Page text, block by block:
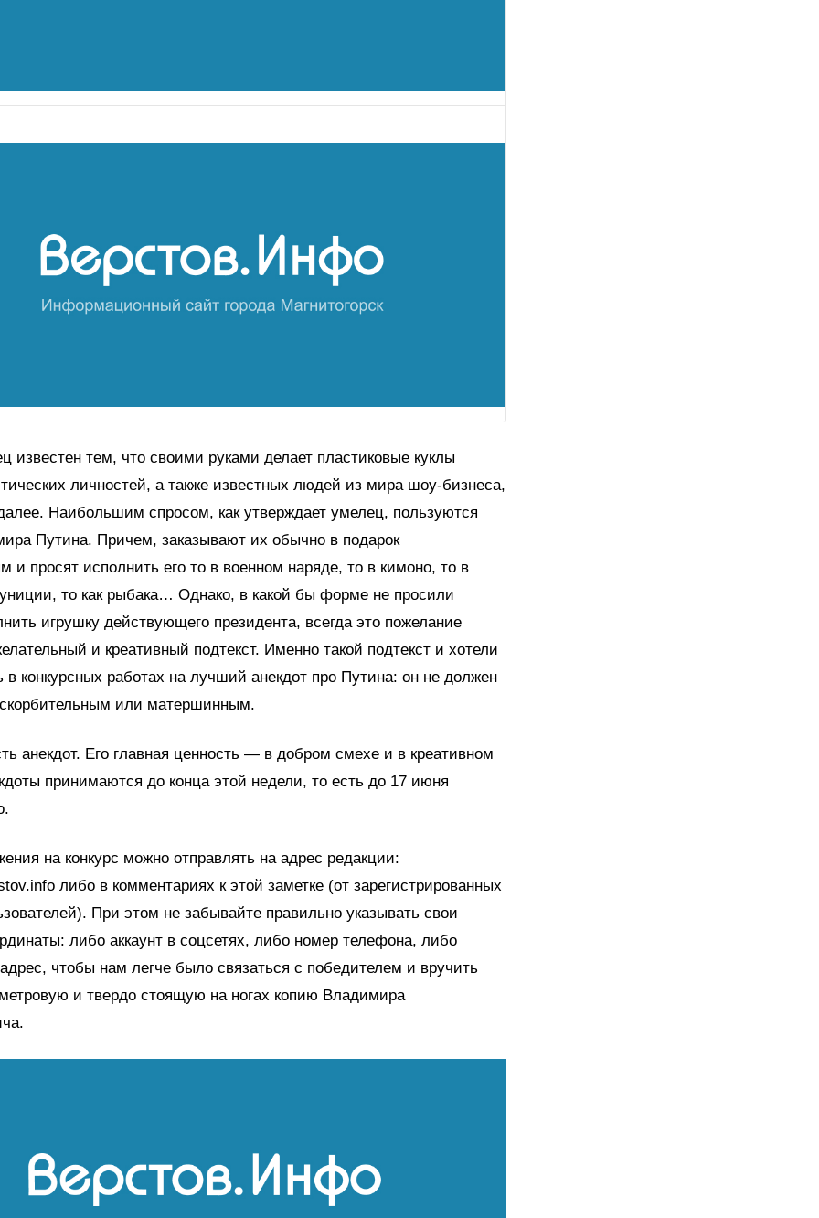
известен тем, что своими руками делает пластиковые куклы
личностей, а также известных людей из мира шоу-бизнеса,
Наибольшим спросом, как утверждает умелец, пользуются
Путина. Причем, заказывают их обычно в подарок
и просят исполнить его то в военном наряде, то в кимоно, то в
то как рыбака… Однако, в какой бы форме не просили
игрушку действующего президента, всегда это пожелание
и креативный подтекст. Именно такой подтекст и хотели
конкурсных работах на лучший анекдот про Путина: он не должен
или матершинным.
анекдот. Его главная ценность — в добром смехе и в креативном
принимаются до конца этой недели, то есть до 17 июня
на конкурс можно отправлять на адрес редакции:
либо в комментариях к этой заметке (от зарегистрированных
При этом не забывайте правильно указывать свои
либо аккаунт в соцсетях, либо номер телефона, либо
чтобы нам легче было связаться с победителем и вручить
и твердо стоящую на ногах копию Владимира